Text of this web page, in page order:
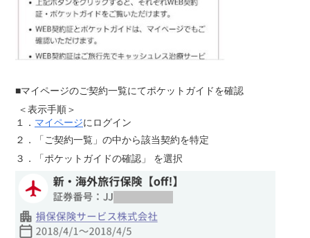
■マイページのご契約一覧にてポケットガイドを確認
＜表示手順＞
１． マイページにログイン
２．「ご契約一覧」の中から該当契約を特定
３．
「ポケットガイドの確認」 を選択